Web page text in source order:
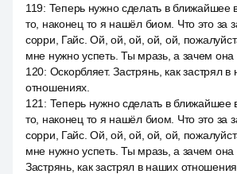
119: Теперь нужно сделать в ближайшее
то, наконец то я нашёл биом. Что это за
сорри, Гайс. Ой, ой, ой, ой, ой,
мне нужно успеть. Ты мразь, а зачем
120: Оскорбляет. Застрянь, как застрял в
отношениях.
121 : Теперь нужно сделать в ближайшее
то, наконец то я нашёл биом. Что это за
сорри, Гайс. Ой, ой, ой, ой, ой,
мне нужно успеть. Ты мразь, а зачем
Застрянь, как застрял в наших